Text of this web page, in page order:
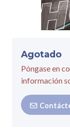
Agotado
Póngase en
información